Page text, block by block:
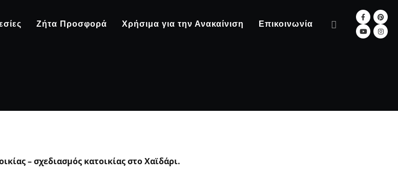
Ζήτα Προσφορά Χρήσιμα για την Ανακαίνιση Επικοινωνία
– σχεδιασμός κατοικίας στο Χαϊδάρι.